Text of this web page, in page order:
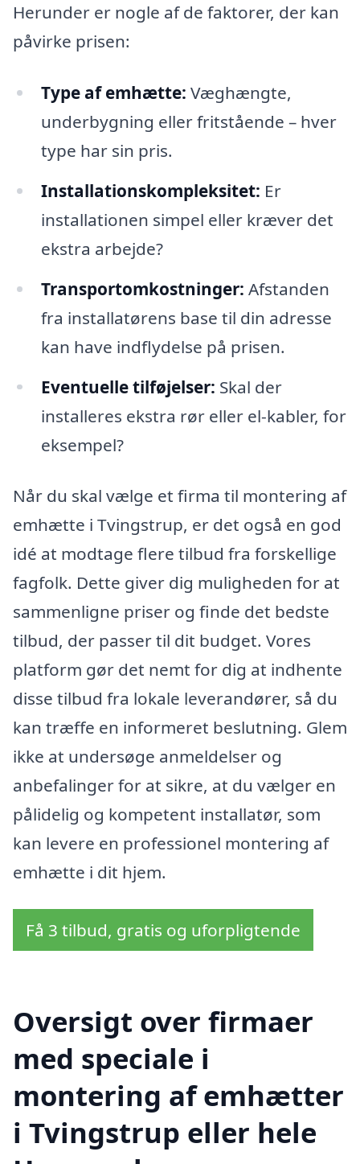
Herunder er nogle af de faktorer, der kan
påvirke prisen:
Type af emhætte: Væghængte,
underbygning eller fritstående – hver
type har sin pris.
Installationskompleksitet: Er
installationen simpel eller kræver det
ekstra arbejde?
Transportomkostninger: Afstanden
fra installatørens base til din adresse
kan have indflydelse på prisen.
Eventuelle tilføjelser: Skal der
installeres ekstra rør eller el-kabler, for
eksempel?
Når du skal vælge et firma til montering af
emhætte i Tvingstrup, er det også en god
idé at modtage flere tilbud fra forskellige
fagfolk. Dette giver dig muligheden for at
sammenligne priser og finde det bedste
tilbud, der passer til dit budget. Vores
platform gør det nemt for dig at indhente
disse tilbud fra lokale leverandører, så du
kan træffe en informeret beslutning. Glem
ikke at undersøge anmeldelser og
anbefalinger for at sikre, at du vælger en
pålidelig og kompetent installatør, som
kan levere en professionel montering af
emhætte i dit hjem.
Få 3 tilbud, gratis og uforpligtende
Oversigt over firmaer
med speciale i
montering af emhætter
i Tvingstrup eller hele